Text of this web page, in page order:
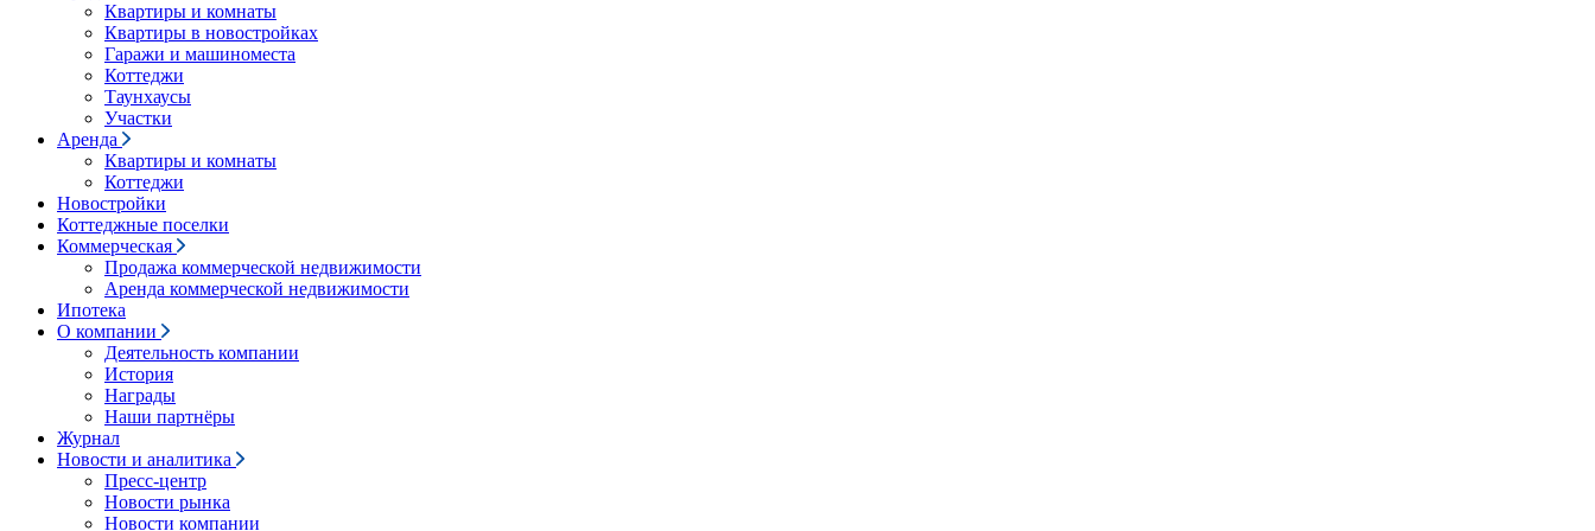
Квартиры и комнаты
Квартиры в новостройках
Гаражи и машиноместа
Коттеджи
Таунхаусы
Участки
Аренда
Квартиры и комнаты
Коттеджи
Новостройки
Коттеджные поселки
Коммерческая
Продажа коммерческой недвижимости
Аренда коммерческой недвижимости
Ипотека
О компании
Деятельность компании
История
Награды
Наши партнёры
Журнал
Новости и аналитика
Пресс-центр
Новости рынка
Новости компании